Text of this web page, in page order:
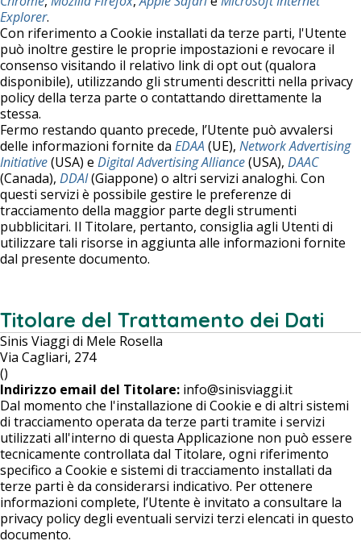
Explorer.
Con riferimento a Cookie installati da terze parti, l'Utente
può inoltre gestire le proprie impostazioni e revocare il
consenso visitando il relativo link di opt out (qualora
disponibile), utilizzando gli strumenti descritti nella privacy
policy della terza parte o contattando direttamente la
stessa.
Fermo restando quanto precede, l’Utente può avvalersi
delle informazioni fornite da EDAA(UE), Network Advertising
Initiative(USA) e Digital Advertising Alliance(USA), DAAC
(Canada), DDAI(Giappone) o altri servizi analoghi. Con
questi servizi è possibile gestire le preferenze di
tracciamento della maggior parte degli strumenti
pubblicitari. Il Titolare, pertanto, consiglia agli Utenti di
utilizzare tali risorse in aggiunta alle informazioni fornite
dal presente documento.
Titolare del Trattamento dei Dati
Sinis Viaggi di Mele Rosella
Via Cagliari, 274
()
Indirizzo email del Titolare: info@sinisviaggi.it
Dal momento che l'installazione di Cookie e di altri sistemi
di tracciamento operata da terze parti tramite i servizi
utilizzati all'interno di questa Applicazione non può essere
tecnicamente controllata dal Titolare, ogni riferimento
specifico a Cookie e sistemi di tracciamento installati da
terze parti è da considerarsi indicativo. Per ottenere
informazioni complete, l’Utente è invitato a consultare la
privacy policy degli eventuali servizi terzi elencati in questo
documento.